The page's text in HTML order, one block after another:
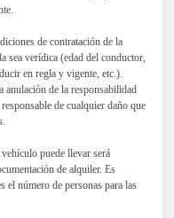
de contratación de la
sea verídica (edad del conductor,
en regla y vigente, etc.).
de la responsabilidad
de cualquier daño que
puede llevar será
de alquiler. Es
el número de personas para las